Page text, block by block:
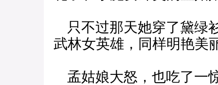
只不过那天她穿了黛绿
武林女英雄，同样明艳美
孟姑娘大怒，也吃了一